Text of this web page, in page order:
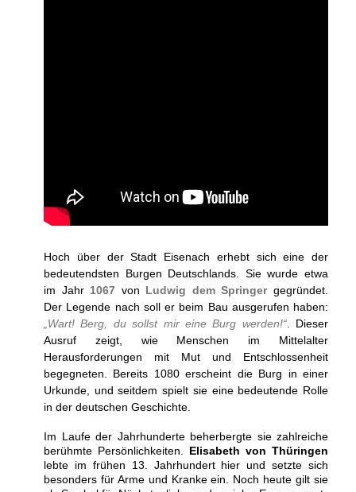
Hoch über der Stadt Eisenach erhebt sich eine der
bedeutendsten Burgen Deutschlands. Sie wurde etwa
im Jahr 1067 von Ludwig dem Springer gegründet.
Der Legende nach soll er beim Bau ausgerufen haben:
„Wart! Berg, du sollst mir eine Burg werden!“. Dieser
Ausruf zeigt, wie Menschen im Mittelalter
Herausforderungen mit Mut und Entschlossenheit
begegneten. Bereits 1080 erscheint die Burg in einer
Urkunde, und seitdem spielt sie eine bedeutende Rolle
in der deutschen Geschichte.
Im Laufe der Jahrhunderte beherbergte sie zahlreiche
berühmte Persönlichkeiten. Elisabeth von Thüringen
lebte im frühen 13. Jahrhundert hier und setzte sich
besonders für Arme und Kranke ein. Noch heute gilt sie